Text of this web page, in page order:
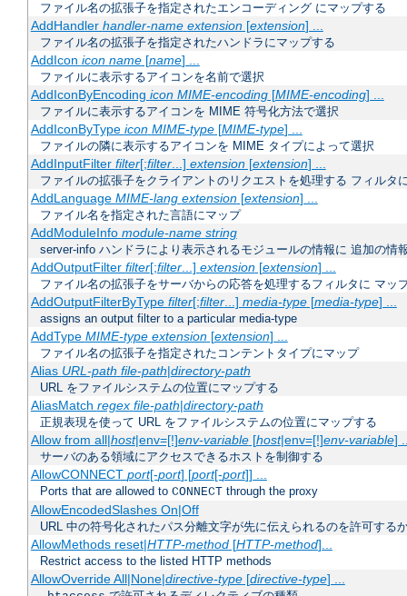
ファイル名の拡張子を指定されたエンコーディング にマップする
AddHandler handler-name extension[extension] ...
ファイル名の拡張子を指定されたハンドラにマップする
AddIcon icon name[name] ...
ファイルに表示するアイコンを名前で選択
AddIconByEncoding icon MIME-encoding[MIME-encoding] ...
ファイルに表示するアイコンを MIME 符号化方法で選択
AddIconByType icon MIME-type[MIME-type] ...
ファイルの隣に表示するアイコンを MIME タイプによって選択
AddInputFilter filter[;filter...] extension[extension] ...
ファイルの拡張子をクライアントのリクエストを処理する フィルタ
AddLanguage MIME-lang extension[extension] ...
ファイル名を指定された言語にマップ
AddModuleInfo module-name string
server-info ハンドラにより表示されるモジュールの情報に 追加の情
AddOutputFilter filter[;filter...] extension[extension] ...
ファイル名の拡張子をサーバからの応答を処理するフィルタに マッ
AddOutputFilterByType filter[;filter...] media-type[media-type] ...
assigns an output filter to a particular media-type
AddType MIME-type extension[extension] ...
ファイル名の拡張子を指定されたコンテントタイプにマップ
Alias URL-path file-path|directory-path
URL をファイルシステムの位置にマップする
AliasMatch regex file-path|directory-path
正規表現を使って URL をファイルシステムの位置にマップする
Allow from all|host|env=[!]env-variable[host|env=[!]env-variable]
サーバのある領域にアクセスできるホストを制御する
AllowCONNECT port[-port] [port[-port]] ...
Ports that are allowed to CONNECT through the proxy
AllowEncodedSlashes On|Off
URL 中の符号化されたパス分離文字が先に伝えられるのを許可する
AllowMethods reset|HTTP-method[HTTP-method]...
Restrict access to the listed HTTP methods
AllowOverride All|None|directive-type[directive-type] ...